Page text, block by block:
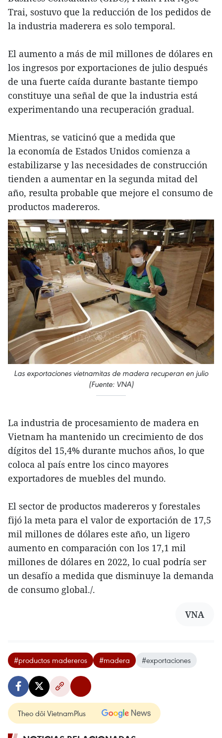
Trai, sostuvo que la reducción de los pedidos de
la industria maderera es solo temporal.
El aumento a más de mil millones de dólares en
los ingresos por exportaciones de julio después
de una fuerte caída durante bastante tiempo
constituye una señal de que la industria está
experimentando una recuperación gradual.
Mientras, se vaticinó que a medida que
la economía de Estados Unidos comienza a
estabilizarse y las necesidades de construcción
tienden a aumentar en la segunda mitad del
año, resulta probable que mejore el consumo de
productos madereros.
Las exportaciones vietnamitas de madera recuperan en julio
(Fuente: VNA)
La industria de procesamiento de madera en
Vietnam ha mantenido un crecimiento de dos
dígitos del 15,4% durante muchos años, lo que
coloca al país entre los cinco mayores
exportadores de muebles del mundo.
El sector de productos madereros y forestales
fijó la meta para el valor de exportación de 17,5
mil millones de dólares este año, un ligero
aumento en comparación con los 17,1 mil
millones de dólares en 2022, lo cual podría ser
un desafío a medida que disminuye la demanda
de consumo global./.
VNA
#productos madereros #madera #exportaciones
Theo dõi VietnamPlus